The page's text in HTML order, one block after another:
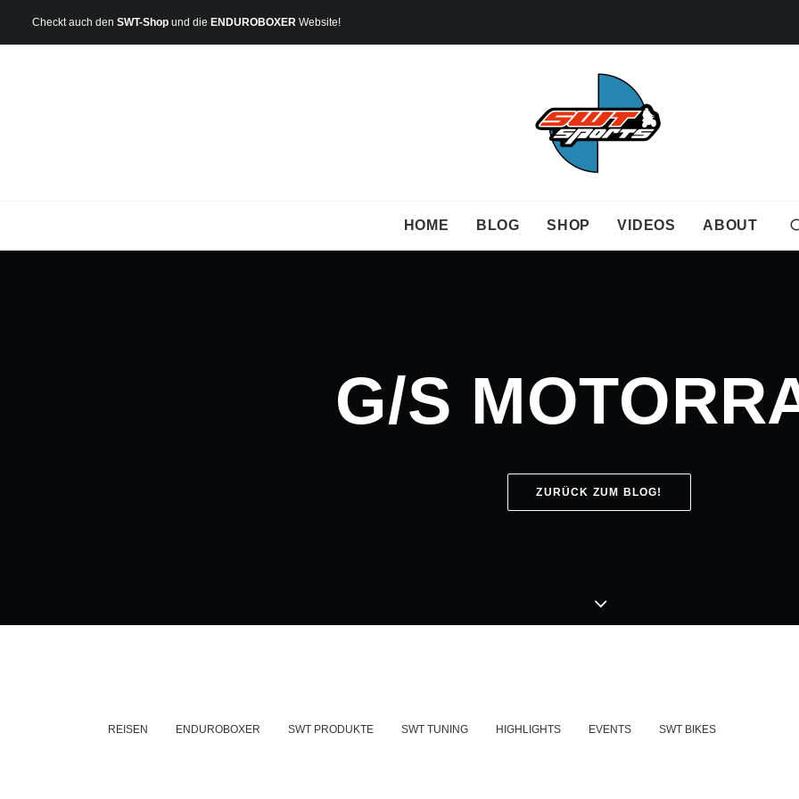
Checkt auch den SWT-Shop und die ENDUROBOXER Website!
HOME BLOG SHOP VIDEOS ABOUT
G/S
ZURÜCK ZUM BLOG!
REISEN ENDUROBOXER SWT PRODUKTE SWT TUNING HIGHLIGHTS EVENTS SWT BIKES